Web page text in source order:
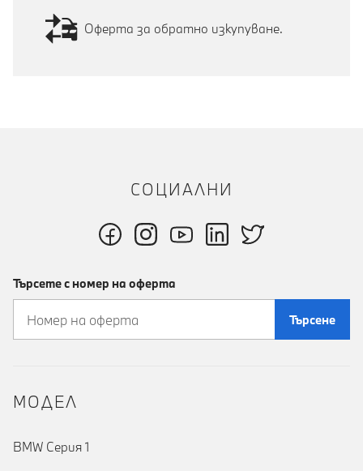
Оферта за обратно изкупуване.
СОЦИАЛНИ
Търсете с номер на оферта
Търсене
MOДЕЛ
BMW Серия 1